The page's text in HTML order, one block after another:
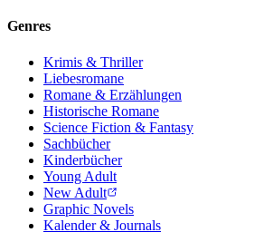
Genres
Krimis & Thriller
Liebesromane
Romane & Erzählungen
Historische Romane
Science Fiction & Fantasy
Sachbücher
Kinderbücher
Young Adult
New Adult
Graphic Novels
Kalender & Journals